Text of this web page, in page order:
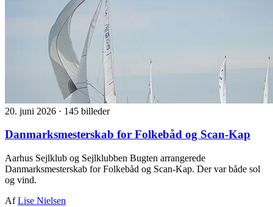
20. juni 2026 · 145 billeder
Danmarksmesterskab for Folkebåd og Scan-Kap
Aarhus Sejlklub og Sejlklubben Bugten arrangerede
Danmarksmesterskab for Folkebåd og Scan-Kap. Der var både sol
og vind.
AfLise Nielsen